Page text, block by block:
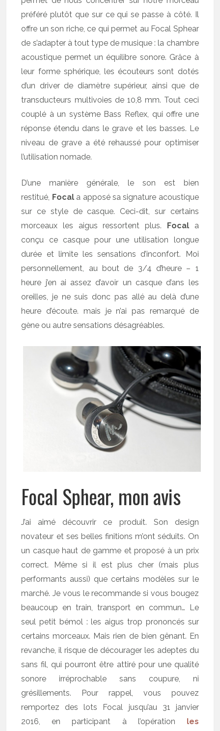
préféré plutôt que sur ce qui se passe à côté. Il
offre un son riche, ce qui permet au Focal Sphear
de s’adapter à tout type de musique : la chambre
acoustique permet un équilibre sonore. Grâce à
leur forme sphérique, les écouteurs sont dotés
d’un driver de diamètre supérieur, ainsi que de
transducteurs multivoies de 10,8 mm. Tout ceci
couplé à un système Bass Reflex, qui offre une
réponse étendu dans le grave et les basses. Le
niveau de grave a été rehaussé pour optimiser
l’utilisation nomade.
D’une manière générale, le son est bien
restitué, Focala apposé sa signature acoustique
sur ce style de casque. Ceci-dit, sur certains
morceaux les aigus ressortent plus. Focala
conçu ce casque pour une utilisation longue
durée et limite les sensations d’inconfort. Moi
personnellement, au bout de 3/4 d’heure – 1
heure j’en ai assez d’avoir un casque d’ans les
oreilles, je ne suis donc pas allé au delà d’une
heure d’écoute. mais je n’ai pas remarqué de
gène ou autre sensations désagréables.
Focal Sphear, mon avis
J’ai aimé découvrir ce produit. Son design
novateur et ses belles finitions m’ont séduits. On
un casque haut de gamme et proposé à un prix
correct. Même si il est plus cher (mais plus
performants aussi) que certains modèles sur le
marché. Je vous le recommande si vous bougez
beaucoup en train, transport en commun… Le
seul petit bémol : les aigus trop prononcés sur
certains morceaux. Mais rien de bien gênant. En
revanche, il risque de décourager les adeptes du
sans fil, qui pourront être attiré pour une qualité
sonore irréprochable sans coupure, ni
grésillements. Pour rappel, vous pouvez
remportez des lots Focal jusqu’au 31 janvier
2016, en participant à l’opération les